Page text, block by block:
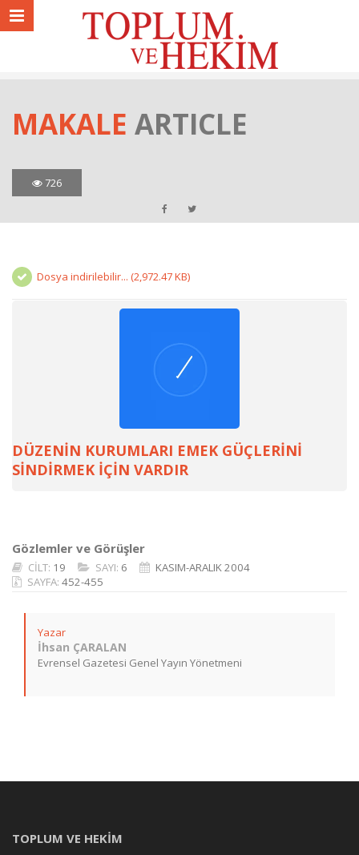
MAKALE ARTICLE
726
Dosya indirilebilir... (2,972.47 KB)
DÜZENİN KURUMLARI EMEK GÜÇLERİNİ
SİNDİRMEK İÇİN VARDIR
Gözlemler ve Görüşler
CİLT: 19 SAYI: 6
KASIM-ARALIK 2004
SAYFA: 452-455
Yazar
İhsan ÇARALAN
Evrensel Gazetesi Genel Yayın Yönetmeni
TOPLUM VE HEKİM